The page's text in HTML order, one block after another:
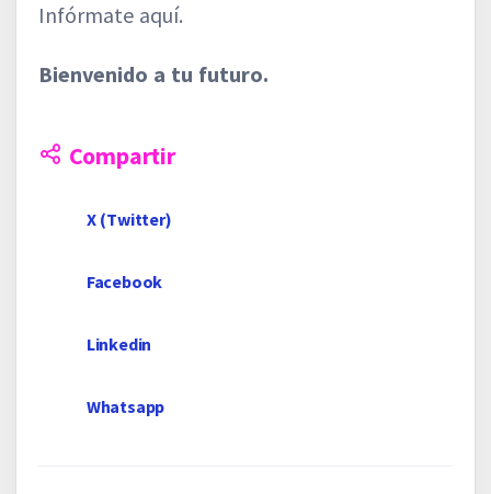
Infórmate aquí.
Bienvenido a tu futuro.
Compartir
X (Twitter)
Facebook
Linkedin
Whatsapp